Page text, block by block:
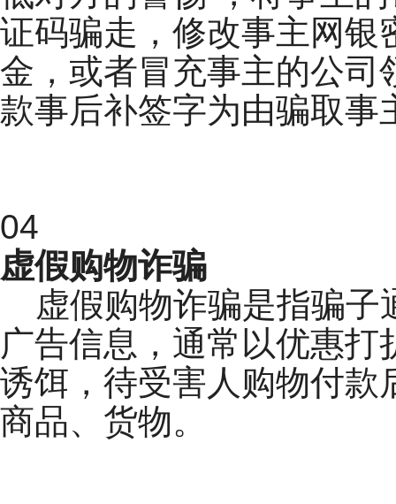
证码骗走，修改事主网银
金，或者冒充事主的公司
款事后补签字为由骗取事
04
虚假购物诈骗
虚假购物诈骗是指骗
广告信息，通常以优惠
诱饵，待受害人购物付款
商品、货物。